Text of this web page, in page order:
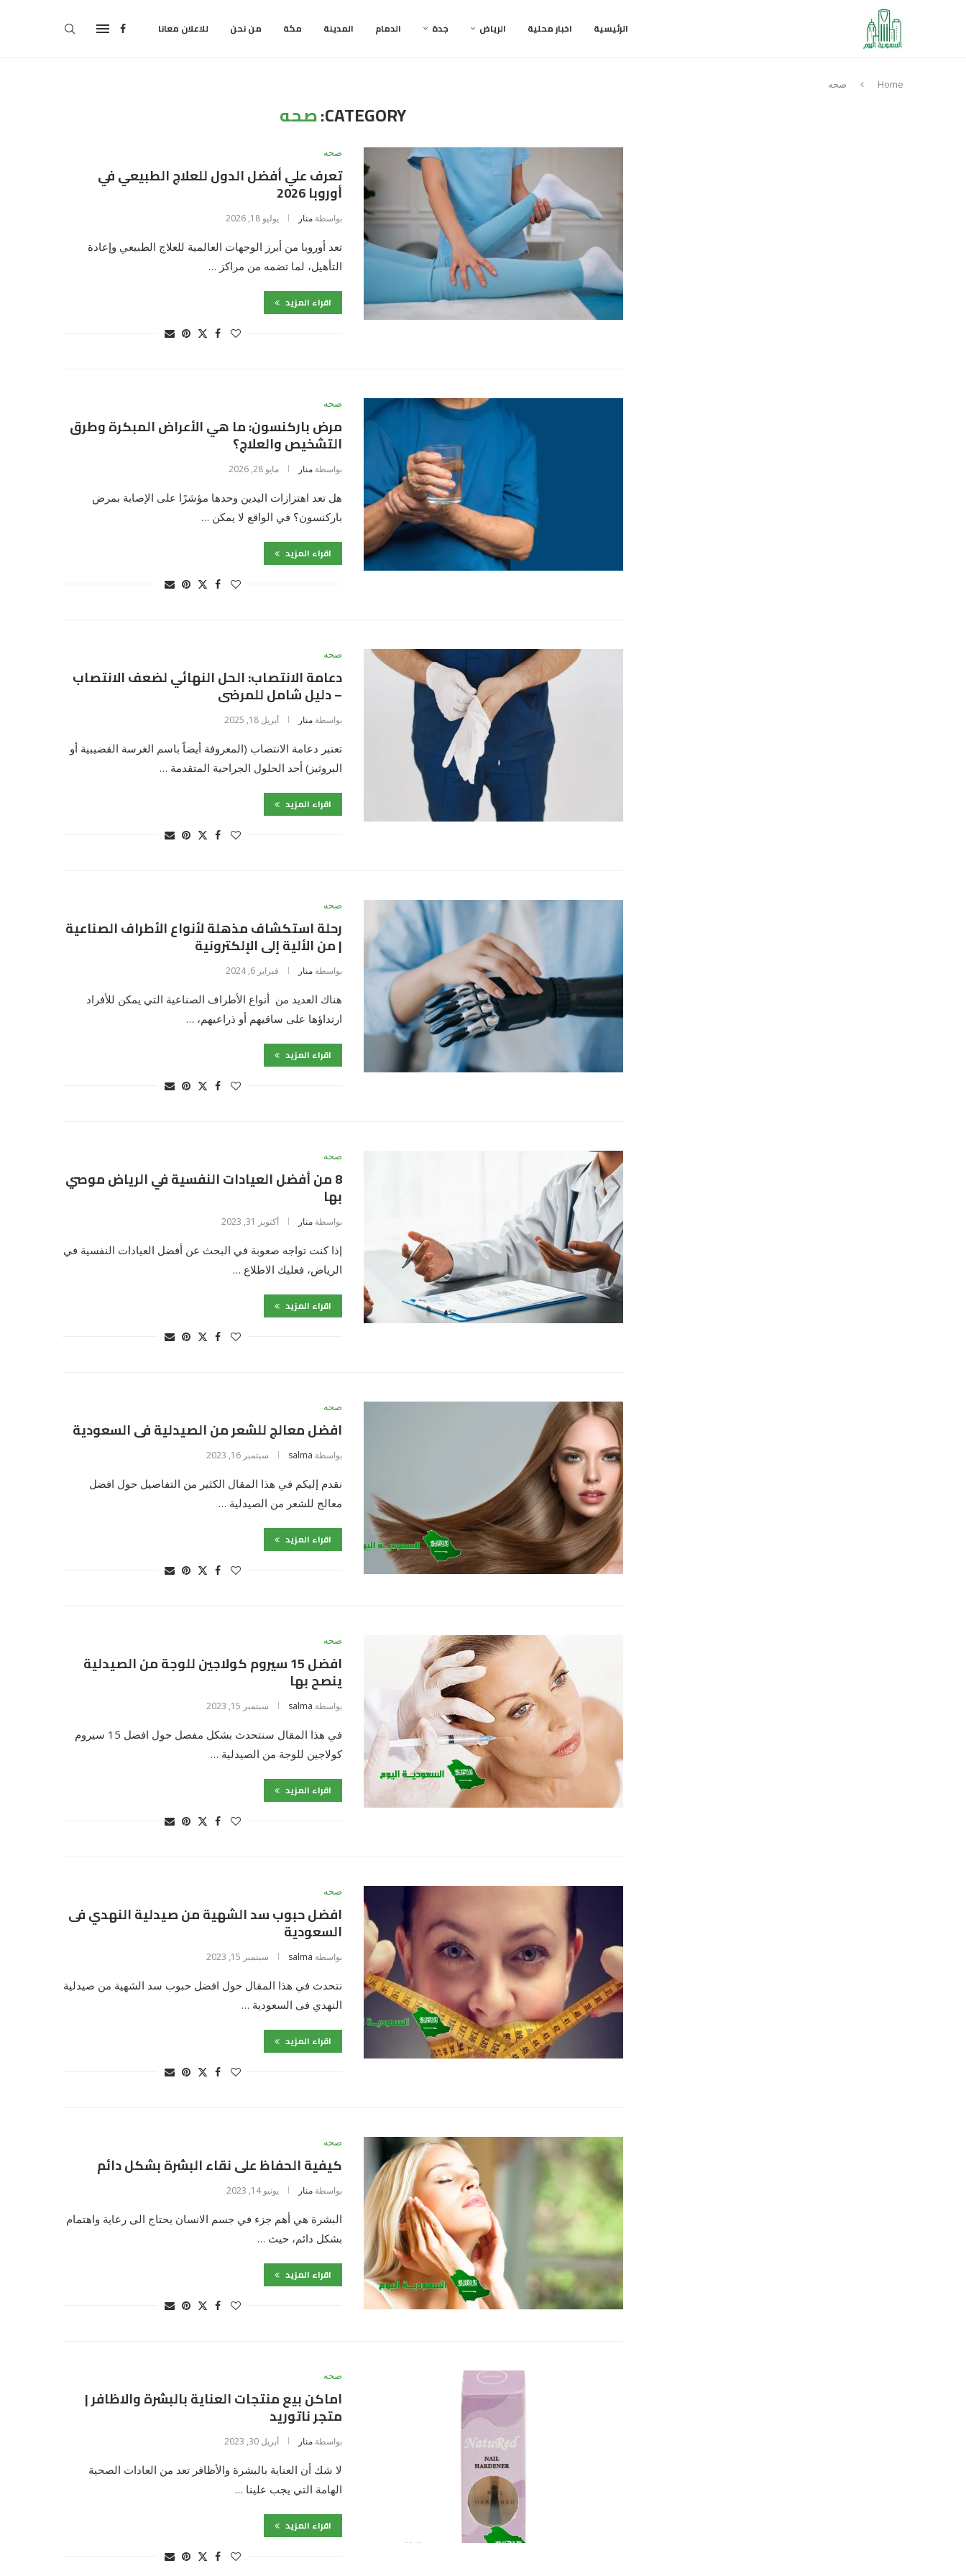
الرئيسية اخبار محلية الرياض جدة الدمام المدينة مكة من نحن للاعلان معانا
Home صحه
CATEGORY: صحه
صحه
تعرف علي أفضل الدول للعلاج الطبيعي في
أوروبا 2026
بواسطة منار يوليو 18, 2026
تعد أوروبا من أبرز الوجهات العالمية للعلاج الطبيعي وإعادة
التأهيل، لما تضمه من مراكز …
اقراء المزيد
صحه
مرض باركنسون: ما هي الأعراض المبكرة وطرق
التشخيص والعلاج؟
بواسطة منار مايو 28, 2026
هل تعد اهتزازات اليدين وحدها مؤشرًا على الإصابة بمرض
باركنسون؟ في الواقع لا يمكن …
اقراء المزيد
صحه
دعامة الانتصاب: الحل النهائي لضعف الانتصاب
– دليل شامل للمرضى
بواسطة منار أبريل 18, 2025
تعتبر دعامة الانتصاب (المعروفة أيضاً باسم الغرسة القضيبية أو
البروثيز) أحد الحلول الجراحية المتقدمة …
اقراء المزيد
صحه
رحلة استكشاف مذهلة لأنواع الأطراف الصناعية
| من الألية إلى الإلكترونية
بواسطة منار فبراير 6, 2024
هناك العديد من أنواع الأطراف الصناعية التي يمكن للأفراد
ارتداؤها على ساقيهم أو ذراعيهم، …
اقراء المزيد
صحه
8 من أفضل العيادات النفسية في الرياض موصي
بها
بواسطة منار أكتوبر 31, 2023
إذا كنت تواجه صعوبة في البحث عن أفضل العيادات النفسية في
الرياض، فعليك الاطلاع …
اقراء المزيد
صحه
افضل معالج للشعر من الصيدلية فى السعودية
بواسطة salma سبتمبر 16, 2023
نقدم إليكم في هذا المقال الكثير من التفاصيل حول افضل
معالج للشعر من الصيدلية …
اقراء المزيد
صحه
افضل 15 سيروم كولاجين للوجة من الصيدلية
ينصح بها
بواسطة salma سبتمبر 15, 2023
في هذا المقال سنتحدث بشكل مفصل حول افضل 15 سيروم
كولاجين للوجة من الصيدلية …
اقراء المزيد
صحه
افضل حبوب سد الشهية من صيدلية النهدي فى
السعودية
بواسطة salma سبتمبر 15, 2023
نتحدث في هذا المقال حول افضل حبوب سد الشهية من صيدلية
النهدي فى السعودية …
اقراء المزيد
صحه
كيفية الحفاظ على نقاء البشرة بشكل دائم
بواسطة منار يونيو 14, 2023
البشرة هي أهم جزء في جسم الانسان يحتاج الى رعاية واهتمام
بشكل دائم، حيث …
اقراء المزيد
صحه
اماكن بيع منتجات العناية بالبشرة والاظافر |
متجر ناتوريد
بواسطة منار أبريل 30, 2023
لا شك أن العناية بالبشرة والأظافر تعد من العادات الصحية
الهامة التي يجب علينا …
اقراء المزيد